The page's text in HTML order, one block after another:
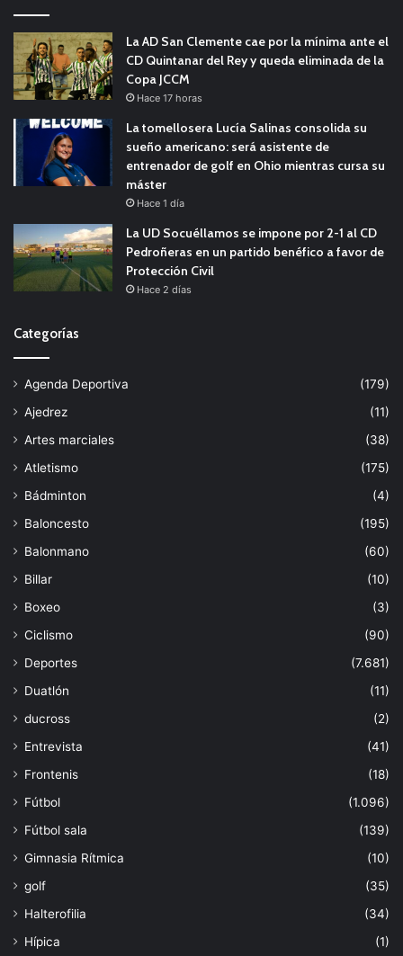
La AD San Clemente cae por la mínima ante el
CD Quintanar del Rey y queda eliminada de la
Copa JCCM
Hace 17 horas
La tomellosera Lucía Salinas consolida su
sueño americano: será asistente de
entrenador de golf en Ohio mientras cursa su
máster
Hace 1 día
La UD Socuéllamos se impone por 2-1 al CD
Pedroñeras en un partido benéfico a favor de
Protección Civil
Hace 2 días
Categorías
Agenda Deportiva
(179)
Ajedrez
(11)
Artes marciales
(38)
Atletismo
(175)
Bádminton
(4)
Baloncesto
(195)
Balonmano
(60)
Billar
(10)
Boxeo
(3)
Ciclismo
(90)
Deportes
(7.681)
Duatlón
(11)
ducross
(2)
Entrevista
(41)
Frontenis
(18)
Fútbol
(1.096)
Fútbol sala
(139)
Gimnasia Rítmica
(10)
golf
(35)
Halterofilia
(34)
Hípica
(1)